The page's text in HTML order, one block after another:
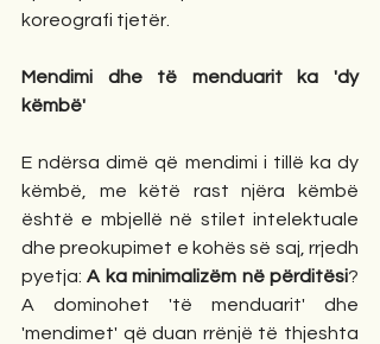
koreografi tjetër.
Mendimi dhe të menduarit ka 'dy
këmbë'
E ndërsa dimë që mendimi i tillë ka dy
këmbë, me këtë rast njëra këmbë
është e mbjellë në stilet intelektuale
dhe preokupimet e kohës së saj, rrjedh
pyetja: A ka minimalizëm në përditësi?
A dominohet 'të menduarit' dhe
'mendimet' që duan rrënjë të thjeshta